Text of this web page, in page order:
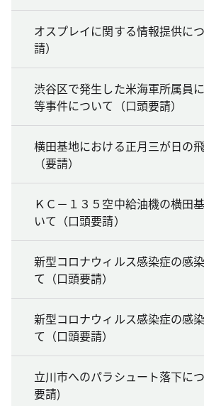
オスプレイに関する情報提供に
請）
渋谷区で発生した米海軍所属員
等事件について（口頭要請）
横田基地における正月三が日の
（要請）
ＫＣ－１３５空中給油機の横田
いて（口頭要請）
新型コロナウィルス感染症の感
て（口頭要請）
新型コロナウィルス感染症の感
て（口頭要請）
立川市へのパラシュート落下に
要請)